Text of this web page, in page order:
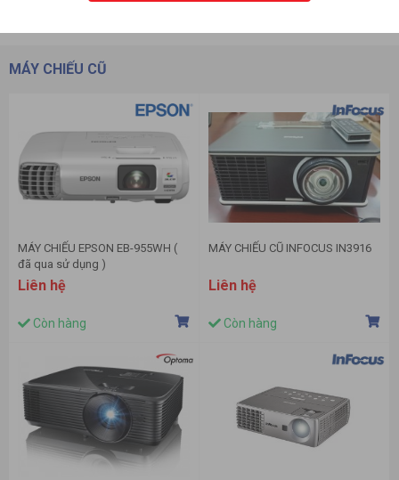
MÁY CHIẾU CŨ
MÁY CHIẾU EPSON EB-955WH (
đã qua sử dụng )
Liên hệ
Còn hàng
MÁY CHIẾU CŨ INFOCUS IN3916
Liên hệ
Còn hàng